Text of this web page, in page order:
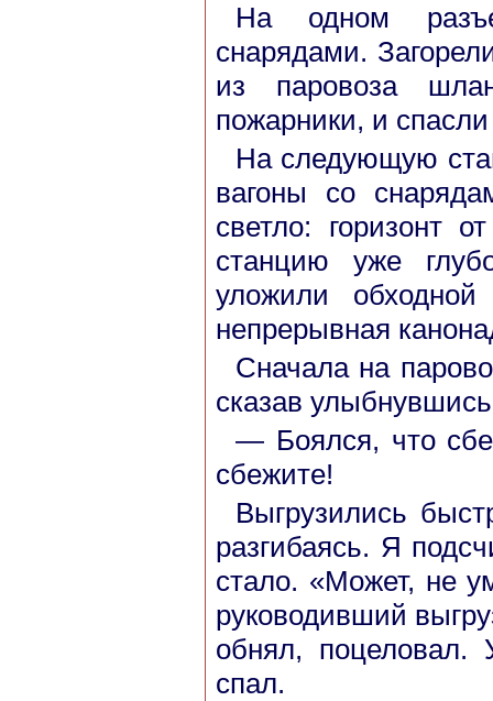
На одном
снарядами.
из паровоза
пожарники, и
На следующую
вагоны со
светло: горизонт
станцию уже
уложили
непрерывная
Сначала на
сказав
— Боялся, что
сбежите!
Выгрузились
разгибаясь. Я
стало. «Может, не
руководивший
обнял, поцеловал.
спал.